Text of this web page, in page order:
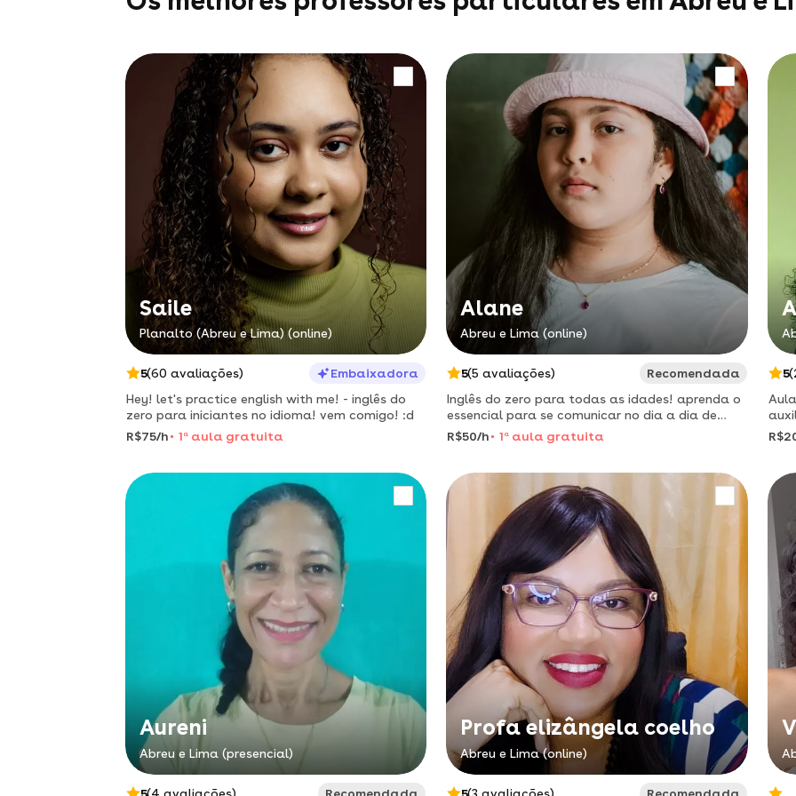
Saile
Planalto (Abreu e Lima) (online)
5(60 avaliações)
Embaixadora
Hey! let's practice english with me! - inglês do
zero para iniciantes no idioma! vem comigo! :d
R$75/h
1 a aula gratuita
Alane
Abreu e Lima (online)
5(5 avaliações)
Recomendada
Inglês do zero para todas as idades! aprenda o
essencial para se comunicar no dia a dia de
forma simples e descomplicada!
R$50/h 1 a aula gratuita
5
a
Aureni
Abreu e Lima (presencial)
5(4 avaliações)
Recomendada
Profa elizângela coelho
Abreu e Lima (online)
5(3 avaliações)
Recomendada